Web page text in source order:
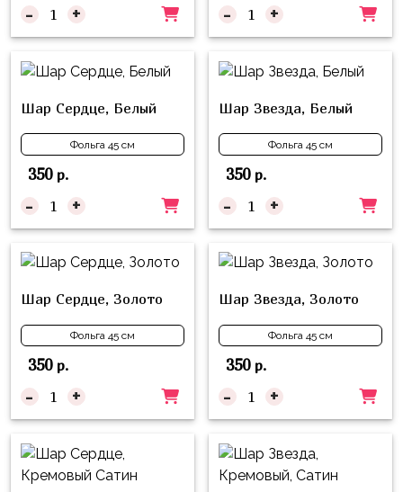
- + - +
Шар Сердце, Белый
Фольга 45 см
350р.
- +
Шар Звезда, Белый
Фольга 45 см
350р.
- +
Шар Сердце, Золото
Фольга 45 см
350р.
- +
Шар Звезда, Золото
Фольга 45 см
350р.
- +
сюрприз
надпись
на
шар
Буквы
праздника
Сервировка
Свечи
Бумажный
Гудки
Принцессы
и
Минни
Спорт
Для
Мамы,
Бабушки
Папы,
Дедушки
Тропики
Гарри
Поттер
Космос
Единороги